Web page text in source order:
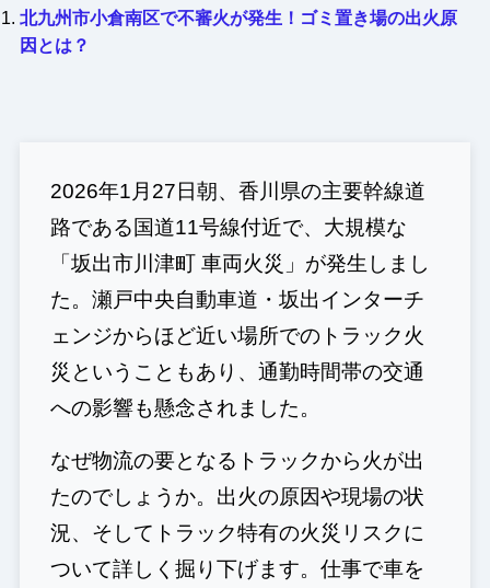
北九州市小倉南区で不審火が発生！ゴミ置き場の出火原
因とは？
2026年1月27日朝、香川県の主要幹線道
路である国道11号線付近で、大規模な
「坂出市川津町 車両火災」が発生しまし
た。瀬戸中央自動車道・坂出インターチ
ェンジからほど近い場所でのトラック火
災ということもあり、通勤時間帯の交通
への影響も懸念されました。
なぜ物流の要となるトラックから火が出
たのでしょうか。出火の原因や現場の状
況、そしてトラック特有の火災リスクに
ついて詳しく掘り下げます。仕事で車を